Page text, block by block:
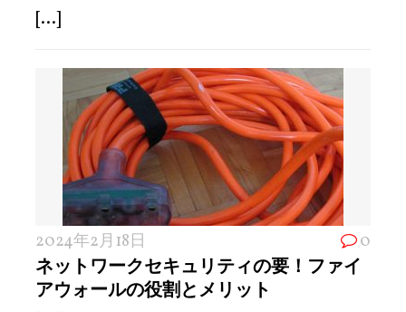
[...]
2024年2月18日 0
ネットワークセキュリティの要！ファイ
アウォールの役割とメリット